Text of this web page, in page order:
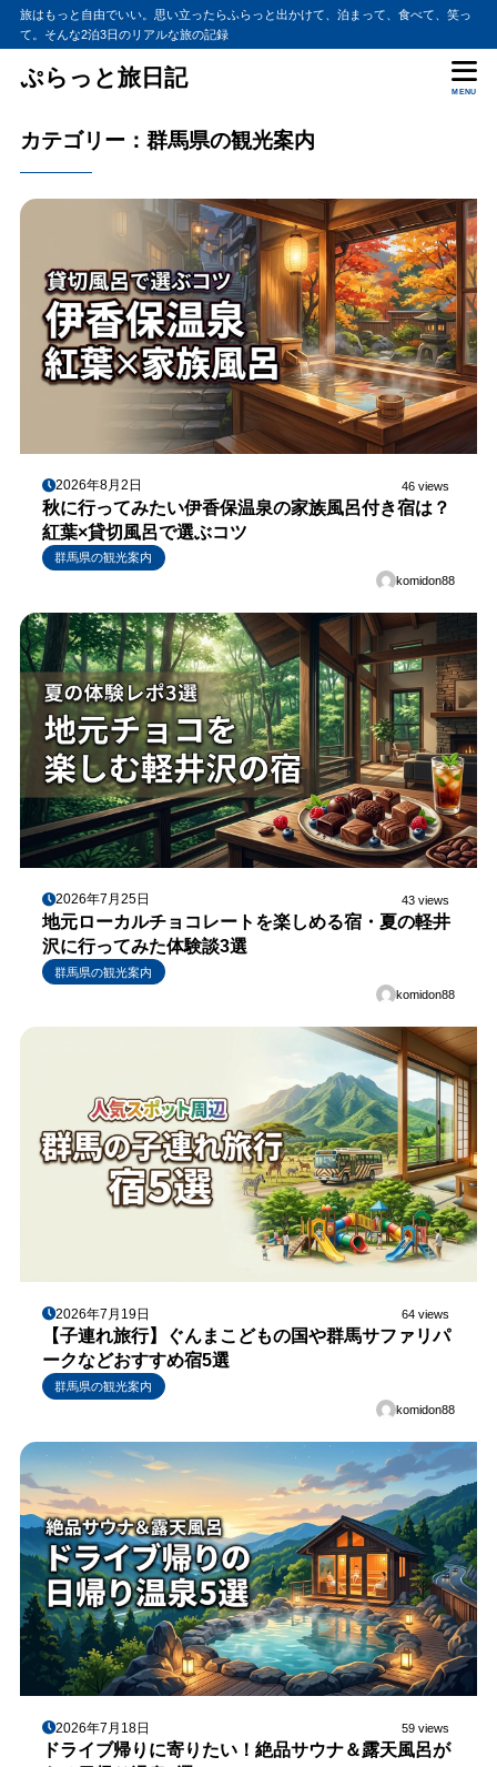
旅はもっと自由でいい。思い立ったらふらっと出かけて、泊まって、食べて、笑っ
て。そんな2泊3日のリアルな旅の記録
ぷらっと旅日記
MENU
カテゴリー：群馬県の観光案内
2026年8月2日 46 views
秋に行ってみたい伊香保温泉の家族風呂付き宿は？
紅葉×貸切風呂で選ぶコツ
群馬県の観光案内
komidon88
2026年7月25日 43 views
地元ローカルチョコレートを楽しめる宿・夏の軽井
沢に行ってみた体験談3選
群馬県の観光案内
komidon88
2026年7月19日 64 views
【子連れ旅行】ぐんまこどもの国や群馬サファリパ
ークなどおすすめ宿5選
群馬県の観光案内
komidon88
2026年7月18日 59 views
ドライブ帰りに寄りたい！絶品サウナ＆露天風呂が